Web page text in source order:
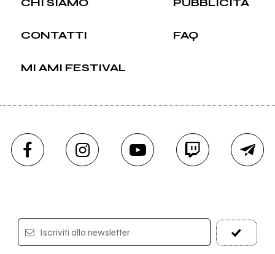
CONTATTI FAQ
MI AMI FESTIVAL
Iscriviti alla newsletter